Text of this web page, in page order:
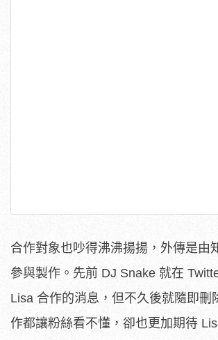
合作對象也吵得沸沸揚揚，外傳是由
參與製作。先前 DJ Snake 就在
Lisa 合作的消息，但不久後就隨即刪
作都讓粉絲看不懂，卻也更加期待